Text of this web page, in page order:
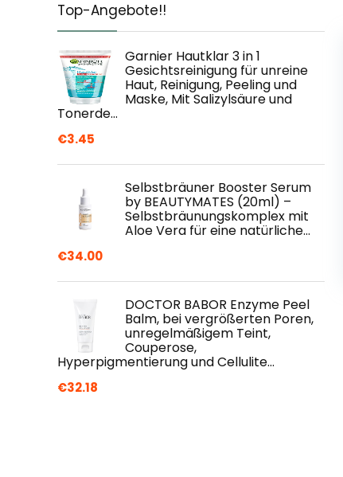
Top-Angebote!!
Garnier Hautklar 3 in 1
Gesichtsreinigung für unreine
Haut, Reinigung, Peeling und
Maske, Mit Salizylsäure und
Tonerde…
€3.45
Selbstbräuner Booster Serum
by BEAUTYMATES (20ml) –
Selbstbräunungskomplex mit
Aloe Vera für eine natürliche…
€34.00
DOCTOR BABOR Enzyme Peel
Balm, bei vergrößerten Poren,
unregelmäßigem Teint,
Couperose,
Hyperpigmentierung und Cellulite…
€32.18